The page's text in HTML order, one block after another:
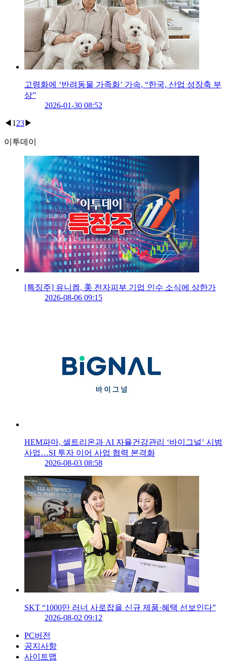
고령화에 ‘반려동물 가족화’ 가속, “한국, 산업 성장축 부
상”
2026-01-30 08:52
◀ 1 23▶
이투데이
[특징주] 유니켐, 美 전자피부 기업 인수 소식에 상한가
2026-08-06 09:15
HEM파마, 셀트리온과 AI 자율건강관리 ‘바이그널’ 시범
사업…SI 투자 이어 사업 협력 본격화
2026-08-03 08:58
SKT “1000만 러너 사로잡을 신규 제품·혜택 선보인다”
2026-08-02 09:12
PC버전
공지사항
사이트맵